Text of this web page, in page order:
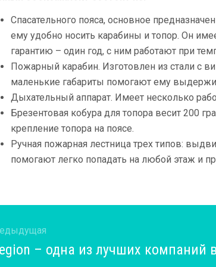
Спасательного пояса, основное
ему удобно носить карабины и топор. Он
гарантию – один год, с ним работают при
Пожарный карабин. Изготовлен из стали с
маленькие габариты помогают ему
Дыхательный аппарат. Имеет несколько
Брезентовая кобура для топора весит 200
крепление топора на поясе.
Ручная пожарная лестница трех типов:
помогают легко попадать на любой этаж и
– одна из лучших компаний